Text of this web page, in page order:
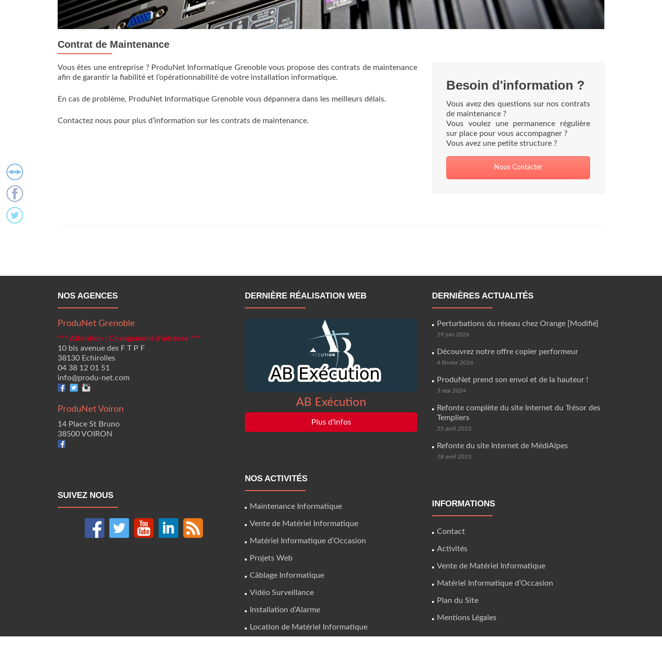
Contrat de Maintenance
Vous êtes une entreprise ? ProduNet Informatique Grenoble vous propose des contrats de maintenance
afin de garantir la fiabilité et l’opérationnabilité de votre installation informatique.
En cas de problème, ProduNet Informatique Grenoble vous dépannera dans les meilleurs délais.
Contactez nous pour plus d’information sur les contrats de maintenance.
Besoin d'information ?
Vous avez des questions sur nos contrats
de maintenance ?
Vous voulez une permanence régulière
sur place pour vous accompagner ?
Vous avez une petite structure ?
Nous Contacter
NOS AGENCES
ProduNet Grenoble
*** Attention : Changement d'adresse ***
10 bis avenue des F T P F
38130 Echirolles
04 38 12 01 51
info@produ-net.com
ProduNet Voiron
14 Place St Bruno
38500 VOIRON
SUIVEZ NOUS
DERNIÈRE RÉALISATION WEB
AB Exécution
Plus d'infos
NOS ACTIVITÉS
Maintenance Informatique
Vente de Matériel Informatique
Matériel Informatique d’Occasion
Projets Web
Câblage Informatique
Vidéo Surveillance
Installation d’Alarme
Location de Matériel Informatique
DERNIÈRES ACTUALITÉS
Perturbations du réseau chez Orange [Modifié]
29 juin 2026
Découvrez notre offre copier performeur
4 février 2026
ProduNet prend son envol et de la hauteur !
3 mai 2024
Refonte complète du site Internet du Trésor des
Templiers
25 avril 2023
Refonte du site Internet de MédiAlpes
18 avril 2023
INFORMATIONS
Contact
Activités
Vente de Matériel Informatique
Matériel Informatique d’Occasion
Plan du Site
Mentions Légales